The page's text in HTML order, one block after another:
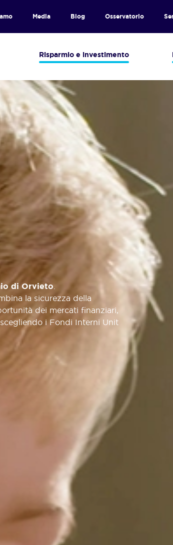
Media Blog Osservatorio
Risparmio e investimento
di Orvieto
la sicurezza della
dei mercati finanziari,
i Fondi Interni Unit